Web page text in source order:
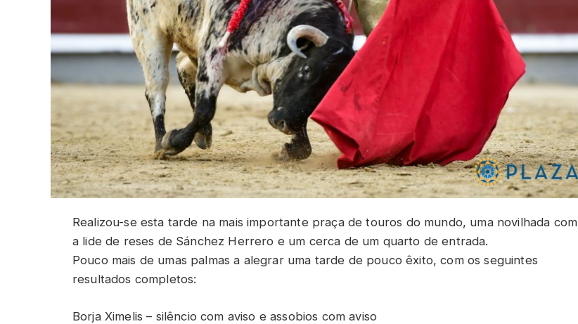
Realizou-se esta tarde na mais importante praça de touros do mundo, uma novilhada com
a lide de reses de Sánchez Herrero e um cerca de um quarto de entrada.
Pouco mais de umas palmas a alegrar uma tarde de pouco êxito, com os seguintes
resultados completos:
Borja Ximelis – silêncio com aviso e assobios com aviso